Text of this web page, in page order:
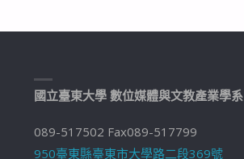
國立臺東大學 數位媒體與文教產業學系
089-517502 Fax089-517799
950臺東縣臺東市大學路二段369號